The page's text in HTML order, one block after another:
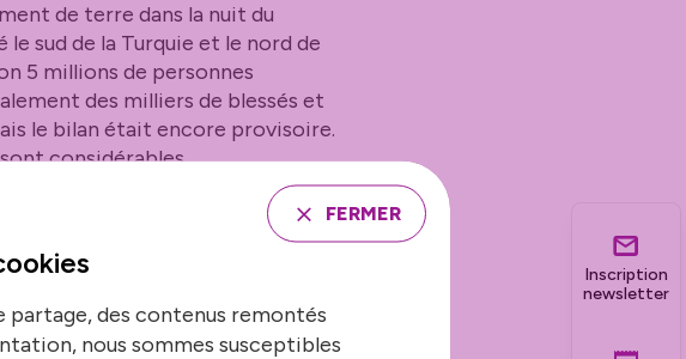
Inscription
newsletter
de terre dans la nuit du
sud de la Turquie et le nord de
5 millions de personnes
des milliers de blessés et
le bilan était encore provisoire.
considérables.
de Grand Besançon
exceptionnelle d’aide
(PUI).
Turque De Besançon qui a
FERMER
partage, des contenus remontés
nous sommes susceptibles